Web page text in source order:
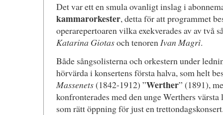
Det var ett en smula ovanligt inslag i
kammarorkester, detta för att programmet
operarepertoaren vilka exekverades av av två
Katarina Giotasoch tenorenIvan Magrì.
Både sångsolisterna och orkestern under
hörvärda i konsertens första halva, som helt
Massenets(1842-1912) ”Werther” (1891),
konfronterades med den unge Werthers
som rätt öppning för just en